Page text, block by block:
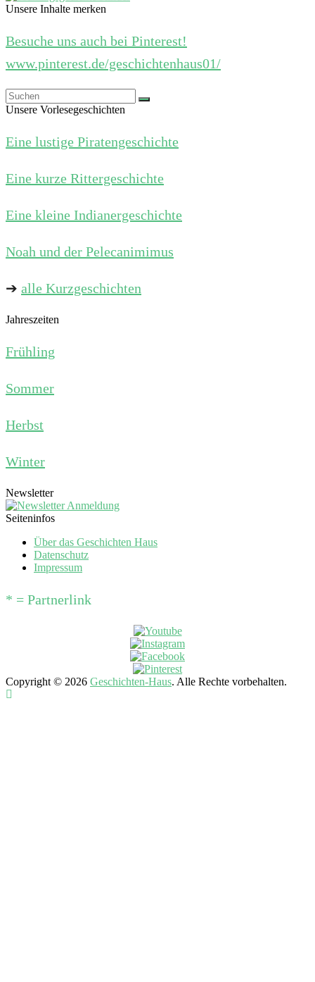
Unsere Inhalte merken
Besuche uns auch bei Pinterest!
www.pinterest.de/geschichtenhaus01/
Unsere Vorlesegeschichten
Eine lustige Piratengeschichte
Eine kurze Rittergeschichte
Eine kleine Indianergeschichte
Noah und der Pelecanimimus
➔ alle Kurzgeschichten
Jahreszeiten
Frühling
Sommer
Herbst
Winter
Newsletter
Seiteninfos
Über das Geschichten Haus
Datenschutz
Impressum
* = Partnerlink
Copyright © 2026 Geschichten-Haus. Alle Rechte vorbehalten.